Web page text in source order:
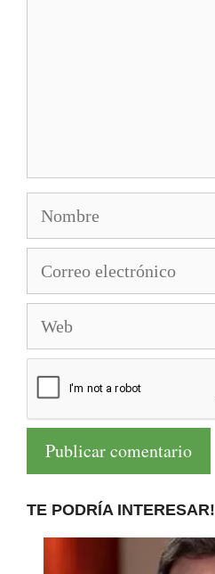
electrónico
TE PODRÍA INTERESAR!